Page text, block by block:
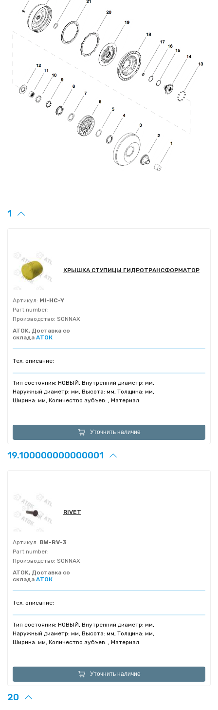
1
КРЫШКА СТУПИЦЫ ГИДРОТРАНСФОРМАТОР
Артикул: MI-HC-Y
Part number:
Производство: SONNAX
ATOK, Доставка со
склада АТОК
Тех. описание:
Тип состояния: НОВЫЙ, Внутренний диаметр: мм,
Наружный диаметр: мм, Высота: мм, Толщина: мм,
Ширина: мм, Количество зубъев: , Материал:
Уточнить наличие
19.100000000000001
RIVET
Артикул: BW-RV-3
Part number:
Производство: SONNAX
ATOK, Доставка со
склада АТОК
Тех. описание:
Тип состояния: НОВЫЙ, Внутренний диаметр: мм,
Наружный диаметр: мм, Высота: мм, Толщина: мм,
Ширина: мм, Количество зубъев: , Материал:
Уточнить наличие
20